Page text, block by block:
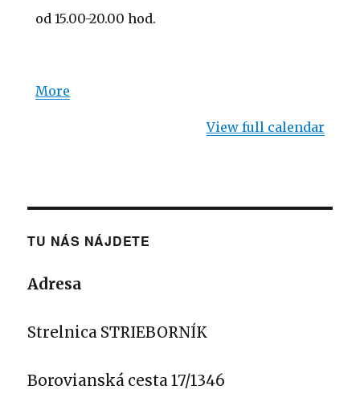
od 15.00-20.00 hod.
More
View full calendar
TU NÁS NÁJDETE
Adresa
Strelnica STRIEBORNÍK
Borovianská cesta 17/1346